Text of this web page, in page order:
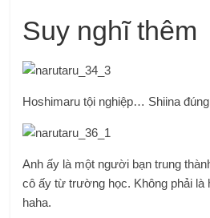
Suy nghĩ thêm
Hoshimaru tội nghiệp… Shiina
Anh ấy là một người bạn trung
cô ấy từ trường học. Không phải là
haha.